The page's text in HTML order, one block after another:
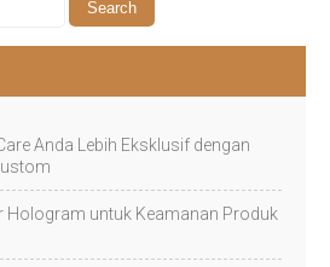
Anda Lebih Eksklusif dengan
Hologram untuk Keamanan Produk